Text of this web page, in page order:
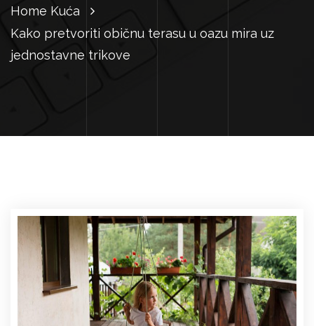
Home Kuća
Kako pretvoriti običnu terasu u oazu mira uz
jednostavne trikove